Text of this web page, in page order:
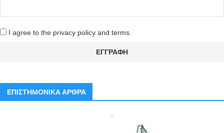
I agree to the privacy policy and terms.
ΕΠΙΣΤΗΜΟΝΙΚΑ ΑΡΘΡΑ